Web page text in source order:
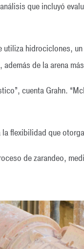
que incluyó
hidrociclones,
de la arena
cuenta Grahn.
flexibilidad que
de zarandeo,